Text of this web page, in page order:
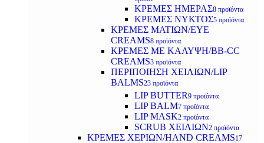
ΚΡΕΜΕΣ ΗΜΕΡΑΣ8 προϊόντα
ΚΡΕΜΕΣ ΝΥΚΤΟΣ5 προϊόντα
ΚΡΕΜΕΣ ΜΑΤΙΩΝ/EYE
CREAMS8 προϊόντα
ΚΡΕΜΕΣ ΜΕ ΚΑΛΥΨΗ/BB-CC
CREAMS3 προϊόντα
ΠΕΡΙΠΟΙΗΣΗ ΧΕΙΛΙΩΝ/LIP
BALMS23 προϊόντα
LIP BUTTER9 προϊόντα
LIP BALM7 προϊόντα
LIP MASK2 προϊόντα
SCRUB ΧΕΙΛΙΩΝ2 προϊόντα
ΚΡΕΜΕΣ ΧΕΡΙΩΝ/HAND CREAMS17